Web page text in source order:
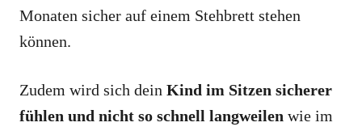
Monaten sicher auf einem Stehbrett stehen
können.
Zudem wird sich dein Kind im Sitzen sicherer
fühlen und nicht so schnell langweilen wie im